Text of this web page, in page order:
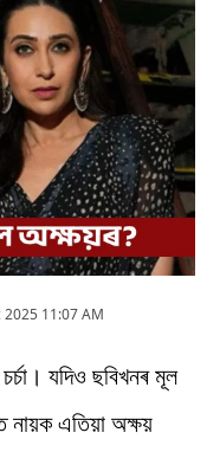
2025 11:07 AM
যদিও ছবিখনৰ মূল
নায়ক এতিয়া অক্ষয়